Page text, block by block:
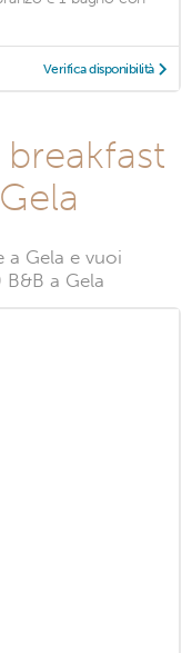
Verifica disponibilità
a Gela e vuoi
a Gela